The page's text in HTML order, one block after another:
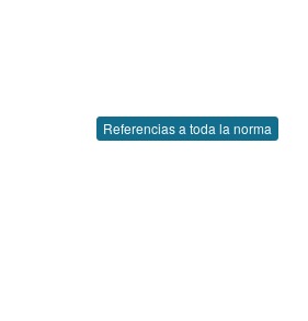
Referencias a toda la norma